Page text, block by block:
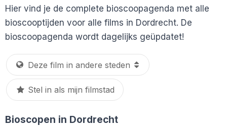
Hier vind je de complete bioscoopagenda met alle
bioscooptijden voor alle films in Dordrecht. De
bioscoopagenda wordt dagelijks geüpdatet!
Stel in als mijn filmstad
Bioscopen in Dordrecht